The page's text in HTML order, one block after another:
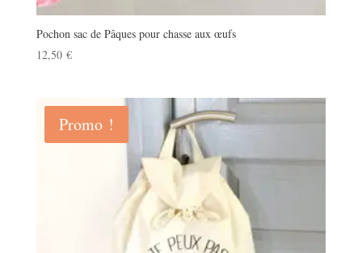
Pochon sac de Pâques pour chasse aux œufs
12,50 €
Promo !